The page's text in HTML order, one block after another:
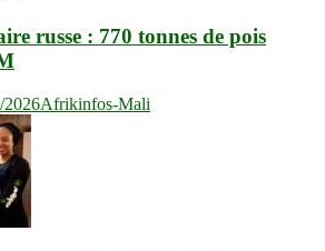
russe : 770 tonnes de pois
2026Afrikinfos-Mali